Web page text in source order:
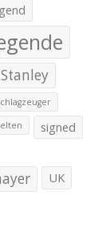
signed
UK